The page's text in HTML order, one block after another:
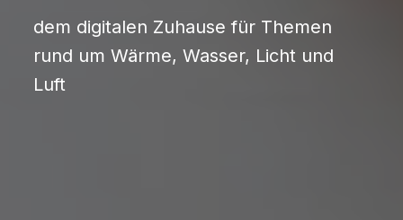
dem digitalen Zuhause für Themen
rund um Wärme, Wasser, Licht und
Luft